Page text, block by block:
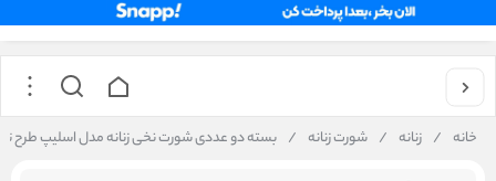
خانه / زنانه / شورت زنانه / بسته دو عددی شورت نخی زنانه مدل اسلیپ طرح توت